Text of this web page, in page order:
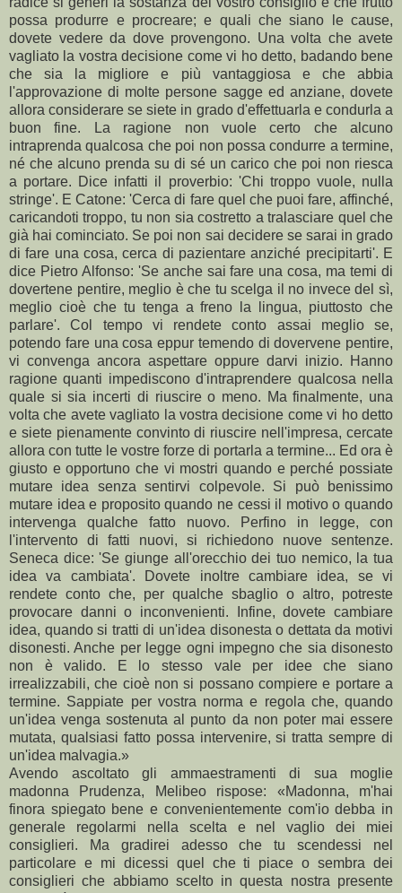
Avendo ascoltato gli ammaestramenti di sua moglie
madonna Prudenza, Melibeo rispose: «Madonna, m'hai
finora spiegato bene e convenientemente com'io debba in
generale regolarmi nella scelta e nel vaglio dei miei
consiglieri. Ma gradirei adesso che tu scendessi nel
particolare e mi dicessi quel che ti piace o sembra dei
consiglieri che abbiamo scelto in questa nostra presente